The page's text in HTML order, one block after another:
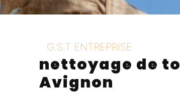
G.S.T ENTREPRISE
nettoyage de
Avignon